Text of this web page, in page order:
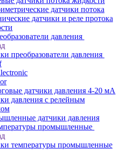
датчики потока
датчики и реле протока
давления
преобразователи давления
датчики давления 4-20 мА
давления с релейным
датчики давления
промышленные
температуры промышленные